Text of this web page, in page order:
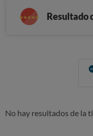
Resultado
No hay resultados de la